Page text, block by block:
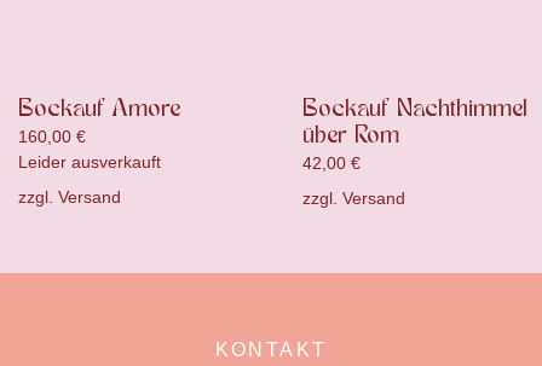
Bockauf Amore
160,00 €
Leider ausverkauft
zzgl. Versand
Bockauf Nachthimmel
über Rom
42,00 €
zzgl. Versand
KONTAKT